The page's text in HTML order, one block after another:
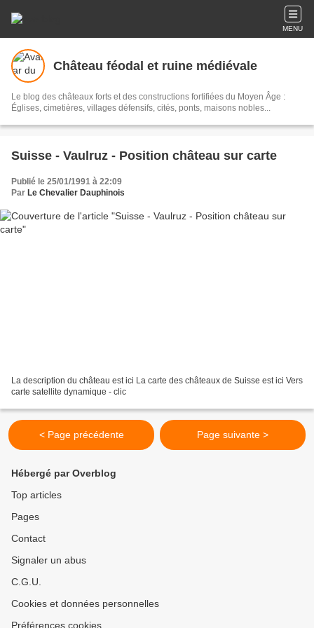
MENU
Château féodal et ruine médiévale
Le blog des châteaux forts et des constructions fortifiées du Moyen Âge :
Églises, cimetières, villages défensifs, cités, ponts, maisons nobles...
Suisse - Vaulruz - Position château sur carte
Publié le 25/01/1991 à 22:09
Par Le Chevalier Dauphinois
La description du château est ici La carte des châteaux de Suisse est ici Vers
carte satellite dynamique - clic
< Page précédente Page suivante >
Hébergé par Overblog
Top articles
Pages
Contact
Signaler un abus
C.G.U.
Cookies et données personnelles
Préférences cookies